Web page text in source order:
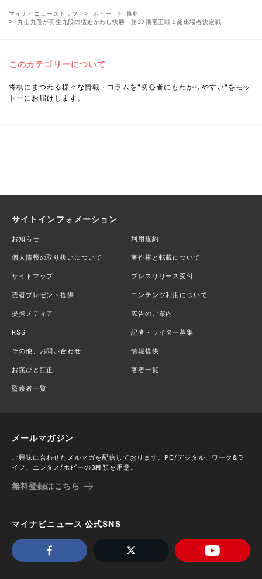
マイナビニューストップ ホビー
将棋
丸山九段が羽生九段の猛追かわし快勝 第37期竜王戦１組出場者決定戦
このカテゴリーについて
将棋にまつわる様々な情報・コラムを"初心者にもわかりやすい"をモッ
トーにお届けします。
サイトインフォメーション
お知らせ 利用規約
個人情報の取り扱いについて 著作権と転載について
サイトマップ プレスリリース受付
読者プレゼント提供 コンテンツ利用について
提携メディア 広告のご案内
RSS 記者・ライター募集
その他、お問い合わせ 情報提供
お詫びと訂正 著者一覧
監修者一覧
メールマガジン
ご興味に合わせたメルマガを配信しております。PC/デジタル、ワーク&ラ
イフ、エンタメ/ホビーの3種類を用意。
無料登録はこちら
マイナビニュース 公式SNS